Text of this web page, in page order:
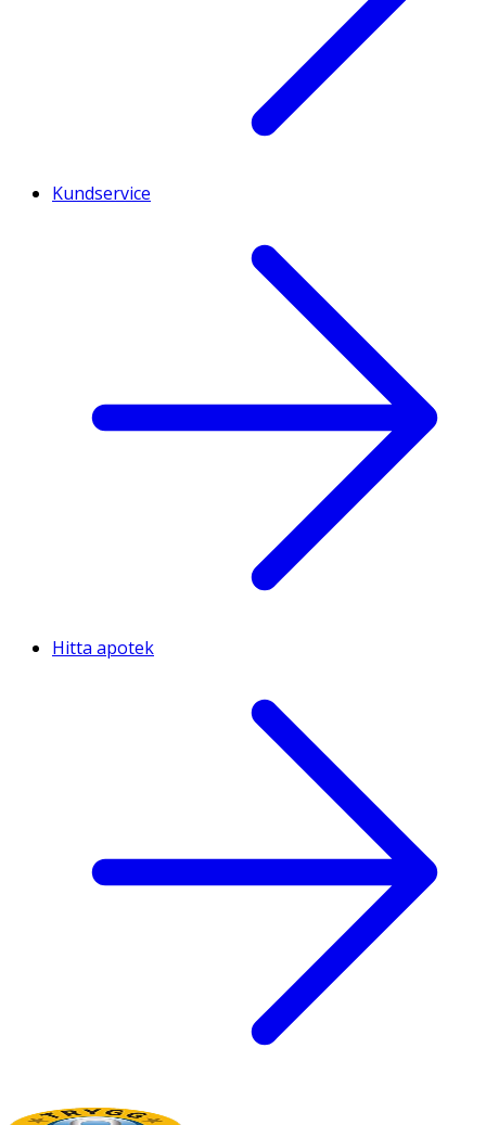
Kundservice
Hitta apotek